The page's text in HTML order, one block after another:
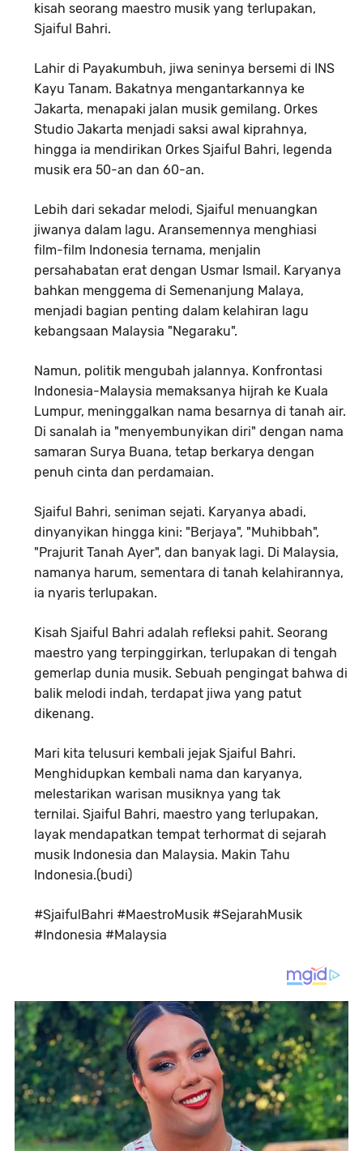
kisah seorang maestro musik yang terlupakan,
Sjaiful Bahri.
Lahir di Payakumbuh, jiwa seninya bersemi di INS
Kayu Tanam. Bakatnya mengantarkannya ke
Jakarta, menapaki jalan musik gemilang. Orkes
Studio Jakarta menjadi saksi awal kiprahnya,
hingga ia mendirikan Orkes Sjaiful Bahri, legenda
musik era 50-an dan 60-an.
Lebih dari sekadar melodi, Sjaiful menuangkan
jiwanya dalam lagu. Aransemennya menghiasi
film-film Indonesia ternama, menjalin
persahabatan erat dengan Usmar Ismail. Karyanya
bahkan menggema di Semenanjung Malaya,
menjadi bagian penting dalam kelahiran lagu
kebangsaan Malaysia "Negaraku".
Namun, politik mengubah jalannya. Konfrontasi
Indonesia-Malaysia memaksanya hijrah ke Kuala
Lumpur, meninggalkan nama besarnya di tanah air.
Di sanalah ia "menyembunyikan diri" dengan nama
samaran Surya Buana, tetap berkarya dengan
penuh cinta dan perdamaian.
Sjaiful Bahri, seniman sejati. Karyanya abadi,
dinyanyikan hingga kini: "Berjaya", "Muhibbah",
"Prajurit Tanah Ayer", dan banyak lagi. Di Malaysia,
namanya harum, sementara di tanah kelahirannya,
ia nyaris terlupakan.
Kisah Sjaiful Bahri adalah refleksi pahit. Seorang
maestro yang terpinggirkan, terlupakan di tengah
gemerlap dunia musik. Sebuah pengingat bahwa di
balik melodi indah, terdapat jiwa yang patut
dikenang.
Mari kita telusuri kembali jejak Sjaiful Bahri.
Menghidupkan kembali nama dan karyanya,
melestarikan warisan musiknya yang tak
ternilai. Sjaiful Bahri, maestro yang terlupakan,
layak mendapatkan tempat terhormat di sejarah
musik Indonesia dan Malaysia. Makin Tahu
Indonesia.(budi)
#SjaifulBahri #MaestroMusik #SejarahMusik
#Indonesia #Malaysia